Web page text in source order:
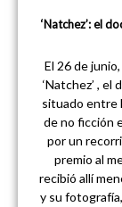
‘Natchez’: el
El 26 de
‘Natchez’ ,
situado entre
de no ficción
por un
premio al
recibió allí
y su